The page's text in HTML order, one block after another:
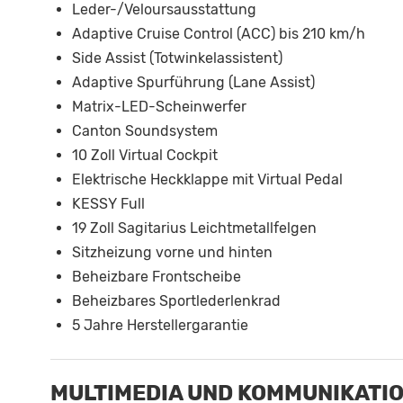
Leder-/Veloursausstattung
Adaptive Cruise Control (ACC) bis 210 km/h
Side Assist (Totwinkelassistent)
Adaptive Spurführung (Lane Assist)
Matrix-LED-Scheinwerfer
Canton Soundsystem
10 Zoll Virtual Cockpit
Elektrische Heckklappe mit Virtual Pedal
KESSY Full
19 Zoll Sagitarius Leichtmetallfelgen
Sitzheizung vorne und hinten
Beheizbare Frontscheibe
Beheizbares Sportlederlenkrad
5 Jahre Herstellergarantie
MULTIMEDIA UND